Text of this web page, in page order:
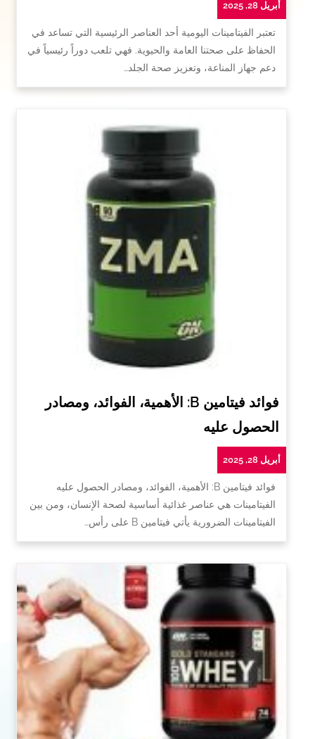
أبريل 28, 2025
تعتبر الفيتامينات اليومية أحد العناصر الرئيسية التي تساعد في
الحفاظ على صحتنا العامة والحيوية. فهي تلعب دوراً رئيسياً في
دعم جهاز المناعة، وتعزيز صحة الجلد…
فوائد فيتامين B: الأهمية، الفوائد، ومصادر
الحصول عليه
أبريل 28, 2025
فوائد فيتامين B: الأهمية، الفوائد، ومصادر الحصول عليه
الفيتامينات هي عناصر غذائية أساسية لصحة الإنسان، ومن بين
الفيتامينات الضرورية يأتي فيتامين B على رأس…